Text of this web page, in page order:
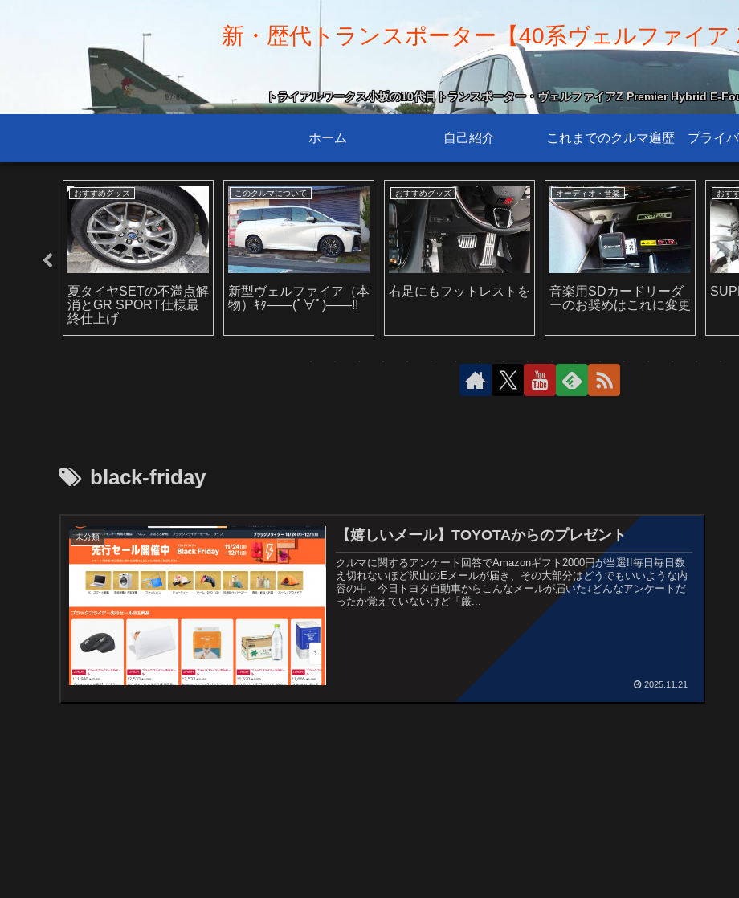
新・歴代トランスポーター【40系ヴェルファイア
トライアルワークス小坂の10代目トランスポーター・ヴェルファイアZ Premier Hybrid E-
ホーム 自己紹介 これまでのクルマ遍歴 プライ
おすすめグッズ
夏タイヤSETの不満点解
消とGR SPORT仕様最
終仕上げ
このクルマについて
新型ヴェルファイア（本
物）ｷﾀ――(ﾟ∀ﾟ)――!!
おすすめグッズ
右足にもフットレストを
オーディオ・音楽
音楽用SDカードリーダ
ーのお奨めはこれに変更
おす
black-friday
未分類 【嬉しいメール】TOYOTAからのプレゼント
クルマに関するアンケート回答でAmazonギフト2000円が当選!!毎日毎日数
え切れないほど沢山のEメールが届き、その大部分はどうでもいいような内
容の中、今日トヨタ自動車からこんなメールが届いた↓どんなアンケートだ
ったか覚えていないけど「厳...
2025.11.21